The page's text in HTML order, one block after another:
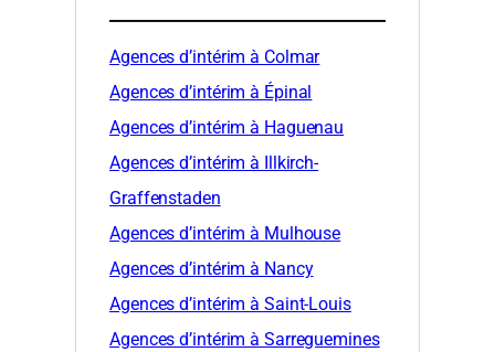
Agences d’intérim à Colmar
Agences d’intérim à Épinal
Agences d’intérim à Haguenau
Agences d’intérim à Illkirch-
Graffenstaden
Agences d’intérim à Mulhouse
Agences d’intérim à Nancy
Agences d’intérim à Saint-Louis
Agences d’intérim à Sarreguemines